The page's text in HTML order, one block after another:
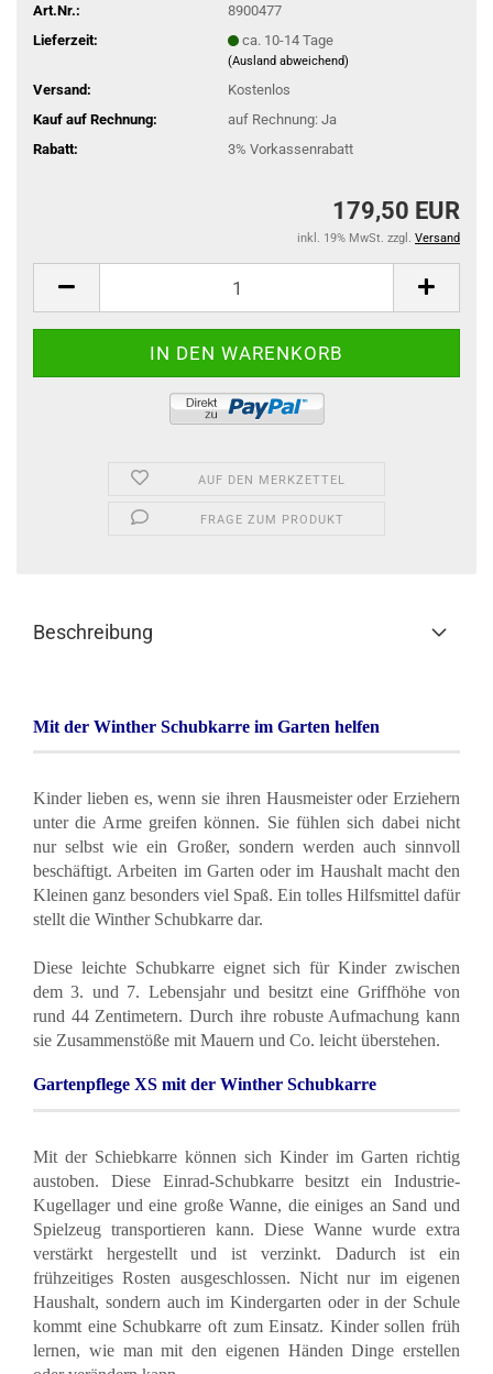
Art.Nr.:
8900477
Lieferzeit:
ca. 10-14 Tage
(Ausland abweichend)
Versand:
Kostenlos
Kauf auf Rechnung:
auf Rechnung: Ja
Rabatt:
3% Vorkassenrabatt
179,50 EUR
inkl. 19% MwSt. zzgl. Versand
AUF DEN MERKZETTEL
FRAGE ZUM PRODUKT
Beschreibung
Mit der Winther Schubkarre im Garten helfen
Kinder lieben es, wenn sie ihren Hausmeister oder Erziehern
unter die Arme greifen können. Sie fühlen sich dabei nicht
nur selbst wie ein Großer, sondern werden auch sinnvoll
beschäftigt. Arbeiten im Garten oder im Haushalt macht den
Kleinen ganz besonders viel Spaß. Ein tolles Hilfsmittel dafür
stellt die Winther Schubkarre dar.
Diese leichte Schubkarre eignet sich für Kinder zwischen
dem 3. und 7. Lebensjahr und besitzt eine Griffhöhe von
rund 44 Zentimetern. Durch ihre robuste Aufmachung kann
sie Zusammenstöße mit Mauern und Co. leicht überstehen.
Gartenpflege XS mit der Winther Schubkarre
Mit der Schiebkarre können sich Kinder im Garten richtig
austoben. Diese Einrad-Schubkarre besitzt ein Industrie-
Kugellager und eine große Wanne, die einiges an Sand und
Spielzeug transportieren kann. Diese Wanne wurde extra
verstärkt hergestellt und ist verzinkt. Dadurch ist ein
frühzeitiges Rosten ausgeschlossen. Nicht nur im eigenen
Haushalt, sondern auch im Kindergarten oder in der Schule
kommt eine Schubkarre oft zum Einsatz. Kinder sollen früh
lernen, wie man mit den eigenen Händen Dinge erstellen